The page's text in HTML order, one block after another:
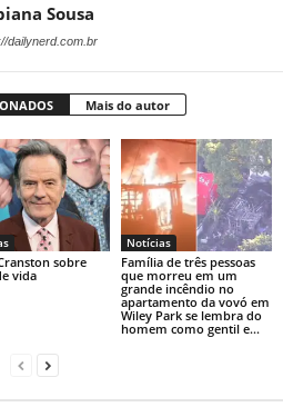
Sousa
dailynerd.com.br
Mais do autor
sobre
vida
Notícias
Família de três pessoas
que morreu em um
grande incêndio no
apartamento da vovó em
Wiley Park se lembra do
homem como gentil e...